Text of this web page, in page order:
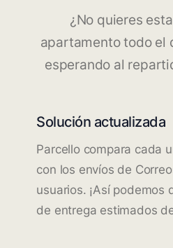
¿No quieres
apartamento todo el
esperando al
Solución actualizada
Parcello compara cada
con los envíos de
usuarios. ¡Así podemos
de entrega estimados